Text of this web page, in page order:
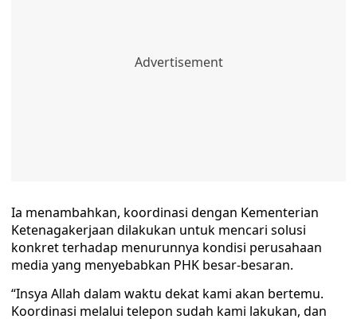
Ia menambahkan, koordinasi dengan Kementerian
Ketenagakerjaan dilakukan untuk mencari solusi
konkret terhadap menurunnya kondisi perusahaan
media yang menyebabkan PHK besar-besaran.
“Insya Allah dalam waktu dekat kami akan bertemu.
Koordinasi melalui telepon sudah kami lakukan, dan